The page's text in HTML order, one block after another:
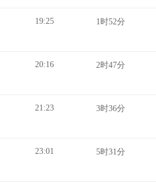
19:25 1时52分
20:16 2时47分
21:23 3时36分
23:01 5时31分